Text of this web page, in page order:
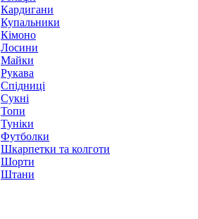
Кардигани
Купальники
Кімоно
Лосини
Майки
Рукава
Спідниці
Сукні
Топи
Туніки
Футболки
Шкарпетки та колготи
Шорти
Штани